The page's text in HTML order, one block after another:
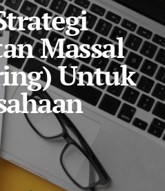
Massal
Untuk